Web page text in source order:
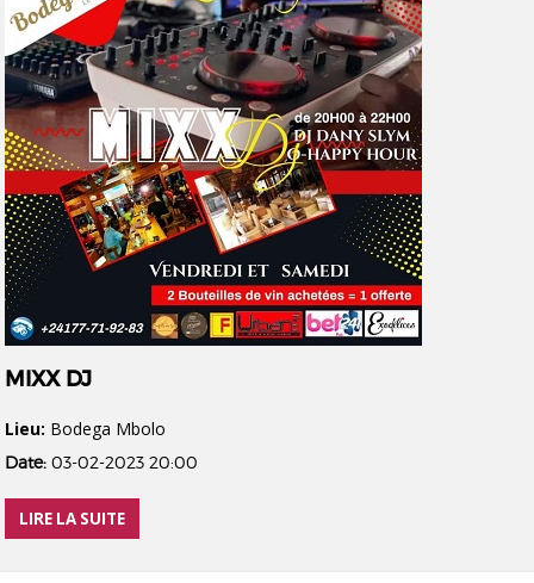
MIXX DJ
Lieu: Bodega Mbolo
Date: 03-02-2023 20:00
LIRE LA SUITE